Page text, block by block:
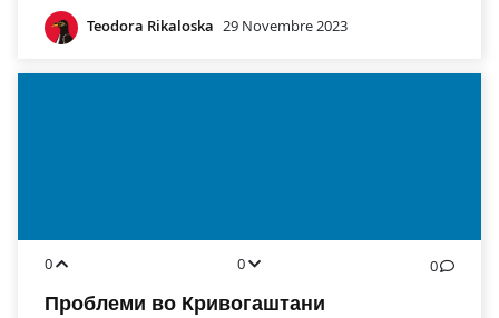
Teodora Rikaloska 29 Novembre 2023
0 0 0
Проблеми во Кривогаштани